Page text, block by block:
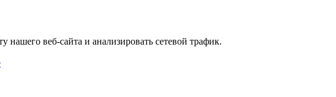
веб-сайта и анализировать сетевой трафик.